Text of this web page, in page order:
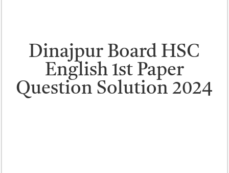
Dinajpur Board HSC
English 1st Paper
Question Solution 2024